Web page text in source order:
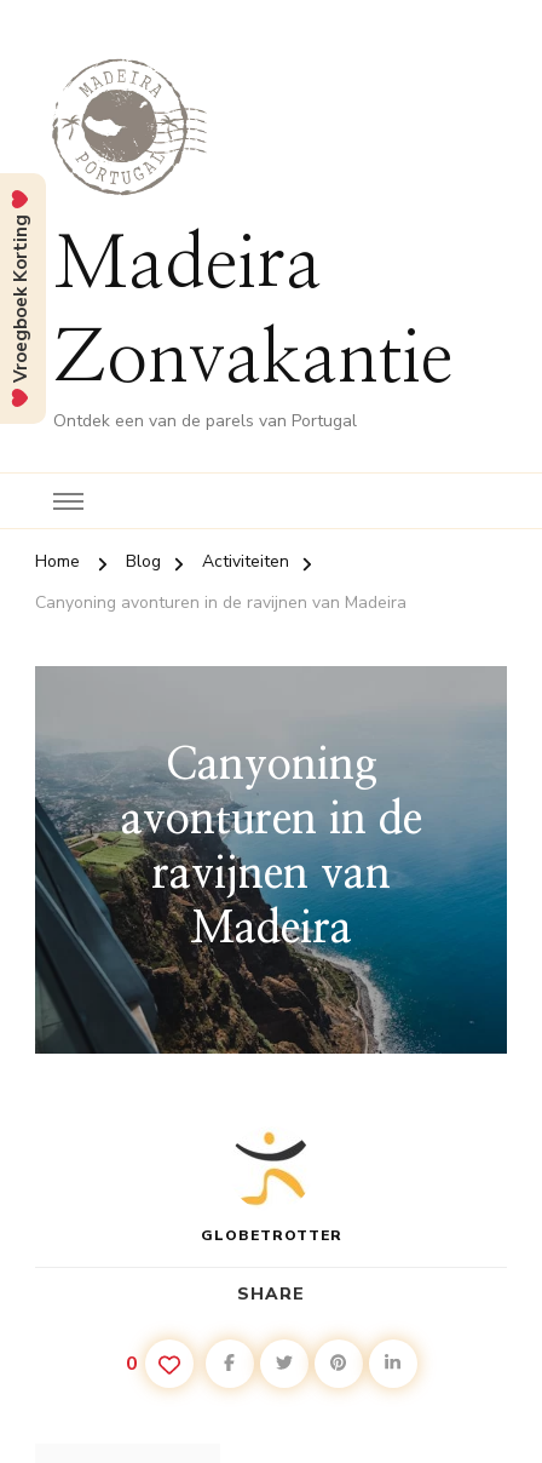
Madeira
Zonvakantie
Ontdek een van de parels van Portugal
Home Blog
Activiteiten
Canyoning avonturen in de ravijnen van Madeira
Canyoning
avonturen in de
ravijnen van
Madeira
GLOBETROTTER
SHARE
0
Vroegboek Korting